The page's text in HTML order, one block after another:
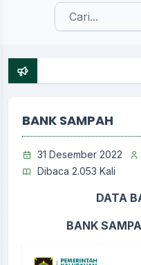
BANK SAMPAH
31 Desember 2022
Dibaca 2.053 Kali
DATA
BANK